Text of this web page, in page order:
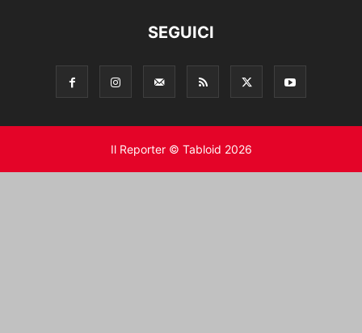
SEGUICI
Il Reporter © Tabloid 2026